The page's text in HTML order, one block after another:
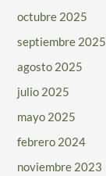
octubre 2025
septiembre 2025
agosto 2025
julio 2025
mayo 2025
febrero 2024
noviembre 2023